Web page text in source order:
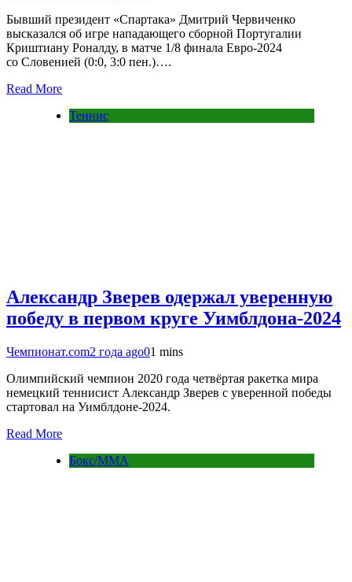
Бывший президент «Спартака» Дмитрий Червиченко
высказался об игре нападающего сборной Португалии
Криштиану Роналду, в матче 1/8 финала Евро-2024
со Словенией (0:0, 3:0 пен.)….
Read More
Теннис
Александр Зверев одержал уверенную
победу в первом круге Уимблдона-2024
Чемпионат.com2 года ago01 mins
Олимпийский чемпион 2020 года четвёртая ракетка мира
немецкий теннисист Александр Зверев с уверенной победы
стартовал на Уимблдоне-2024.
Read More
Бокс/MMA